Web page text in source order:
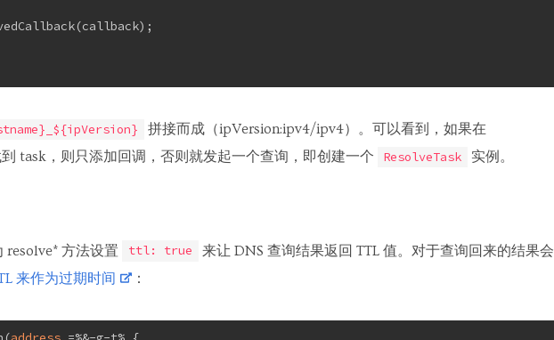
拼接而成（ipVersion:ipv4/ipv4）。可以看到，如果在
task，则只添加回调，否则就发起一个查询，即创建一个
ResolveTask 实例。
resolve* 方法设置 ttl: true
来让 DNS 查询结果返回 TTL 值。对于查询回来的结果会
来作为过期时间
：